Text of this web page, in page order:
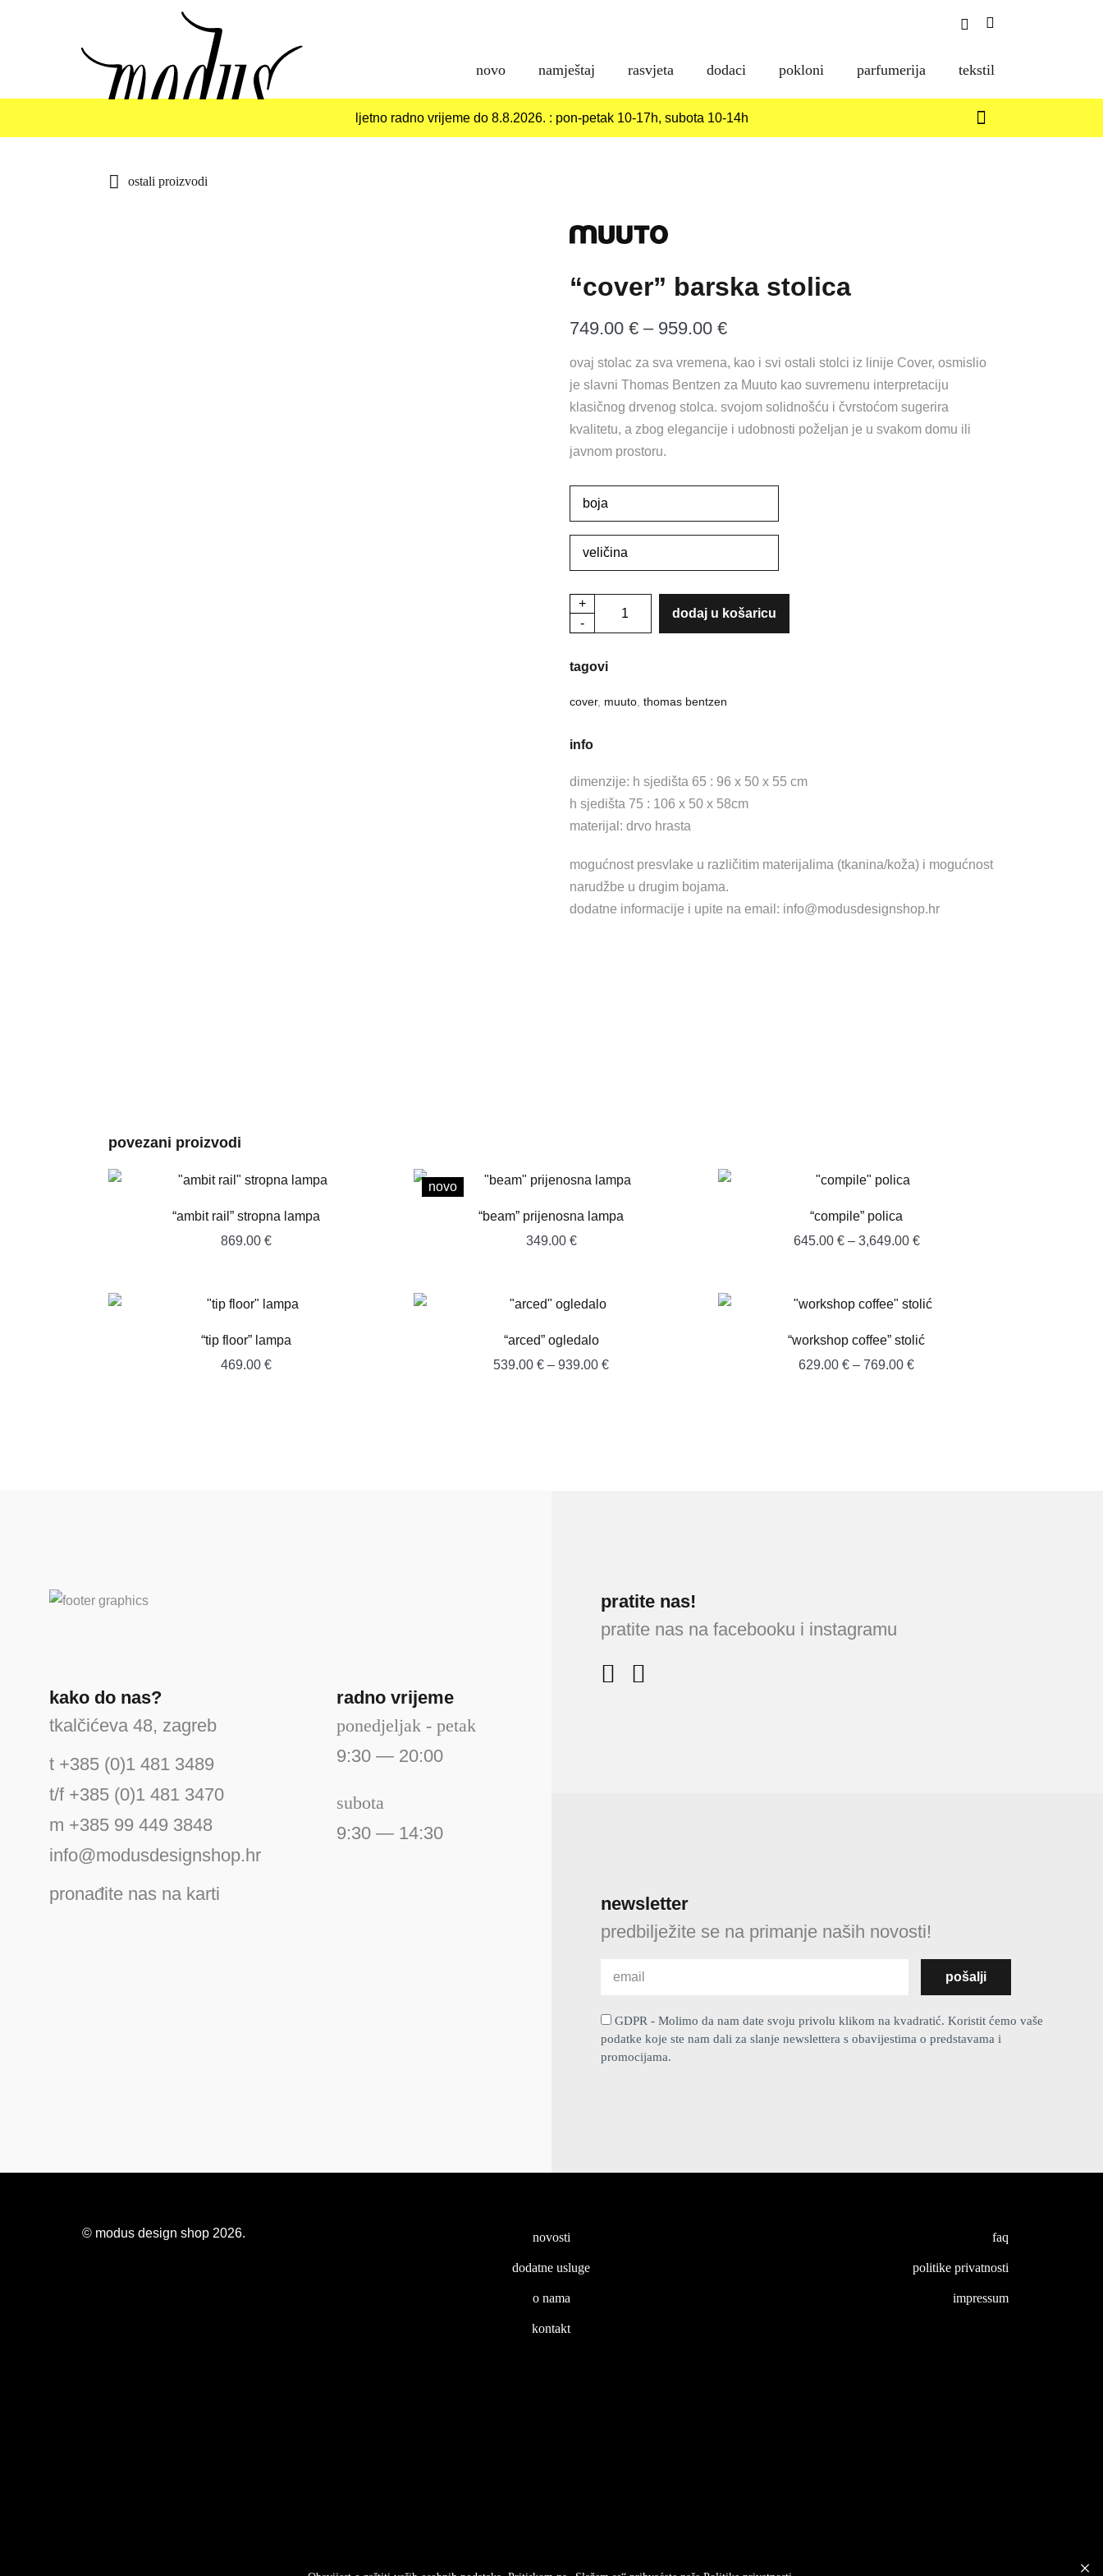
Search
novo namještaj rasvjeta dodaci pokloni parfumerija tekstil
ljetno radno vrijeme do 8.8.2026. : pon-petak 10-17h, subota 10-14h
ostali proizvodi
“cover” barska stolica
749.00 € – 959.00 €Raspon
cijena:
od
749.00 €
ovaj stolac za sva vremena, kao i svi ostali stolci iz linije Cover, osmislio
je slavni Thomas Bentzen za Muuto kao suvremenu interpretaciju
klasičnog drvenog stolca. svojom solidnošću i čvrstoćom sugerira
kvalitetu, a zbog elegancije i udobnosti poželjan je u svakom domu ili
javnom prostoru.
+
-
količina
dodaj u košaricu
tagovi
cover, muuto, thomas bentzen
info
dimenzije: h sjedišta 65 : 96 x 50 x 55 cm
h sjedišta 75 : 106 x 50 x 58cm
materijal: drvo hrasta
mogućnost presvlake u različitim materijalima (tkanina/koža) i mogućnost
narudžbe u drugim bojama.
dodatne informacije i upite na email: info@modusdesignshop.hr
povezani proizvodi
“ambit rail” stropna lampa
869.00€
novo
“beam” prijenosna lampa
349.00 €
“compile” polica
645.00 € – 3,649.00 €Raspon
645.00 €
“tip floor” lampa
469.00€
“arced” ogledalo
539.00€ – 939.00€Raspon
“workshop coffee” stolić
629.00€ – 769.00€Raspon
kako do nas?
tkalčićeva 48, zagreb
t +385 (0)1 481 3489
t/f +385 (0)1 481 3470
m +385 99 449 3848
info@modusdesignshop.hr
pronađite nas na karti
radno vrijeme
ponedjeljak - petak
9:30 — 20:00
subota
9:30 — 14:30
pratite nas!
pratite nas na facebooku i instagramu
newsletter
predbilježite se na primanje naših novosti!
GDPR - Molimo da nam date svoju privolu klikom na kvadratić. Koristit ćemo vaše
podatke koje ste nam dali za slanje newslettera s obavijestima o predstavama i
promocijama.
© modus design shop 2026. novosti
dodatne usluge
o nama
kontakt
faq
politike privatnosti
impressum